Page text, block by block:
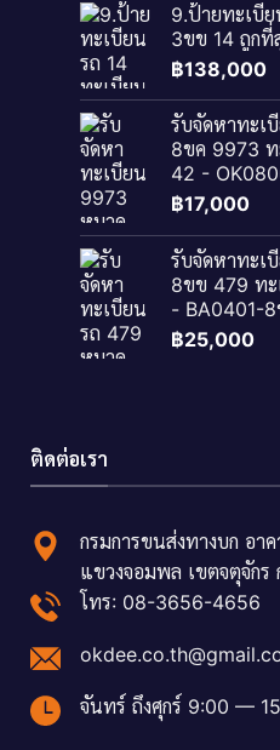
9.ป้ายทะเบี
3ขข 14 ถูกที่
฿138,000
รับจัดหาทะเ
8ขค 9973 ท
42 -
฿17,000
รับจัดหาทะเ
8ขข 479 ทะ
- BA0401-
฿25,000
ติดต่อเรา
กรมการขนส่งทางบก อ
แขวงจอมพล เขตจตุจัก
โทร: 08-3656-4656
จันทร์ ถึงศุกร์ 9:00 —